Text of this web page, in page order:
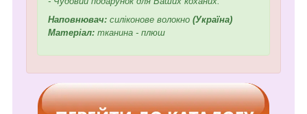
Наповнювач: силіконове волокно (Україна)
Матеріал: тканина - плюш